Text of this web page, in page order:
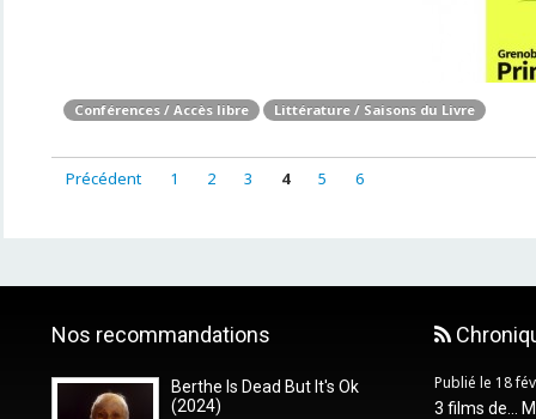
Conférences / Accès libre Littérature / Saisons du Livre
Précédent 1 2 3 4 5 6
Nos recommandations
Berthe Is Dead But It's Ok
(2024)
Publié le 18
3 films de...